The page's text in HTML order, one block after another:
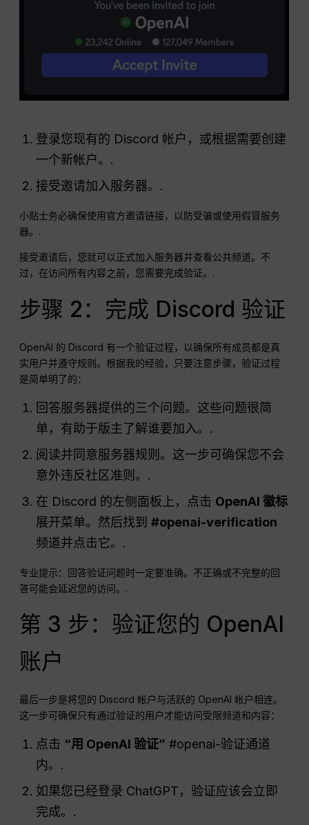
登录您现有的 Discord 帐户，或根据需要创建
一个新帐户。.
接受邀请加入服务器。.
小贴士务必确保使用官方邀请链接，以防受骗或使用假冒服务
器。.
接受邀请后，您就可以正式加入服务器并查看公共频道。不
过，在访问所有内容之前，您需要完成验证。.
步骤 2：完成 Discord 验证
OpenAI 的 Discord 有一个验证过程，以确保所有成员都是真
实用户并遵守规则。根据我的经验，只要注意步骤，验证过程
是简单明了的：
回答服务器提供的三个问题。这些问题很简
单，有助于版主了解谁要加入。.
阅读并同意服务器规则。这一步可确保您不会
意外违反社区准则。.
在 Discord 的左侧面板上，点击 OpenAI 徽标
展开菜单。然后找到#openai-verification
频道并点击它。.
专业提示：回答验证问题时一定要准确。不正确或不完整的回
答可能会延迟您的访问。.
第 3 步：验证您的 OpenAI
账户
最后一步是将您的 Discord 帐户与活跃的 OpenAI 帐户相连。
这一步可确保只有通过验证的用户才能访问受限频道和内容：
点击 “用 OpenAI 验证” #openai-验证通道
内。.
如果您已经登录 ChatGPT，验证应该会立即
完成。.